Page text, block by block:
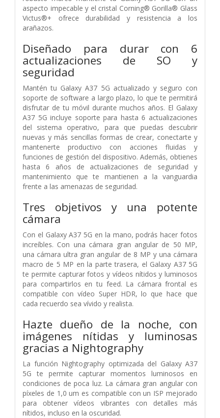
aspecto impecable y el cristal Corning® Gorilla® Glass
Victus®+ ofrece durabilidad y resistencia a los
arañazos.
Diseñado para durar con 6
actualizaciones de SO y
seguridad
Mantén tu Galaxy A37 5G actualizado y seguro con
soporte de software a largo plazo, lo que te permitirá
disfrutar de tu móvil durante muchos años. El Galaxy
A37 5G incluye soporte para hasta 6 actualizaciones
del sistema operativo, para que puedas descubrir
nuevas y más sencillas formas de crear, conectarte y
mantenerte productivo con acciones fluidas y
funciones de gestión del dispositivo. Además, obtienes
hasta 6 años de actualizaciones de seguridad y
mantenimiento que te mantienen a la vanguardia
frente a las amenazas de seguridad.
Tres objetivos y una potente
cámara
Con el Galaxy A37 5G en la mano, podrás hacer fotos
increíbles. Con una cámara gran angular de 50 MP,
una cámara ultra gran angular de 8 MP y una cámara
macro de 5 MP en la parte trasera, el Galaxy A37 5G
te permite capturar fotos y vídeos nítidos y luminosos
para compartirlos en tu feed. La cámara frontal es
compatible con vídeo Super HDR, lo que hace que
cada recuerdo sea vívido y realista.
Hazte dueño de la noche, con
imágenes nítidas y luminosas
gracias a Nightography
La función Nightography optimizada del Galaxy A37
5G te permite capturar momentos luminosos en
condiciones de poca luz. La cámara gran angular con
píxeles de 1,0 um es compatible con un ISP mejorado
para obtener vídeos vibrantes con detalles más
nítidos, incluso en la oscuridad.